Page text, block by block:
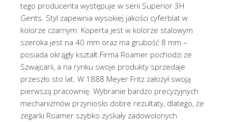
tego producenta występuje w serii Superior 3H
Gents. Styl zapewnia wysokiej jakości cyferblat w
kolorze czarnym. Koperta jest w kolorze stalowym
szeroka jest na 40 mm oraz ma grubość 8 mm –
posiada okrągły kształt.Firma Roamer pochodzi ze
Szwajcarii, a na rynku swoje produkty sprzedaje
przeszło sto lat. W 1888 Meyer Fritz założył swoją
pierwszą pracownię. Wybranie bardzo precyzyjnych
mechanizmów przyniosło dobre rezultaty, dlatego, że
zegarki Roamer szybko zyskały zadowolonych